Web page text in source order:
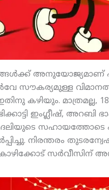
സൗകര്യമുള്ള
കഴിയും. മാത്രമല്ല,
ഇംഗ്ലീഷ്, അറബി
നിരന്തരം
സര്‍വീസിന്